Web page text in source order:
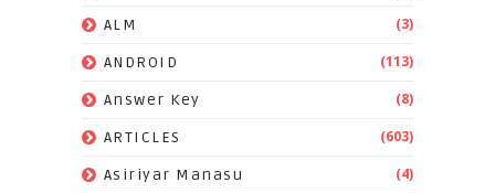
ALM (3)
ANDROID (113)
Answer Key (8)
ARTICLES (603)
Asiriyar Manasu (4)